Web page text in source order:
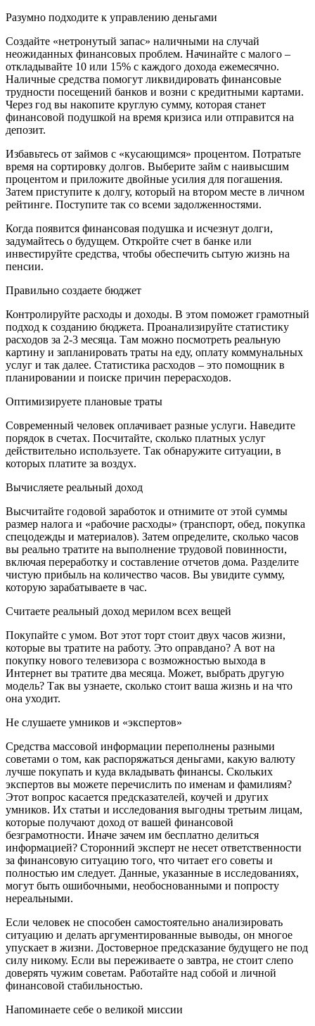
Разумно подходите к управлению деньгами
Создайте «нетронутый запас» наличными на случай
неожиданных финансовых проблем. Начинайте с малого –
откладывайте 10 или 15% с каждого дохода ежемесячно.
Наличные средства помогут ликвидировать финансовые
трудности посещений банков и возни с кредитными картами.
Через год вы накопите круглую сумму, которая станет
финансовой подушкой на время кризиса или отправится на
депозит.
Избавьтесь от займов с «кусающимся» процентом. Потратьте
время на сортировку долгов. Выберите займ с наивысшим
процентом и приложите двойные усилия для погашения.
Затем приступите к долгу, который на втором месте в личном
рейтинге. Поступите так со всеми задолженностями.
Когда появится финансовая подушка и исчезнут долги,
задумайтесь о будущем. Откройте счет в банке или
инвестируйте средства, чтобы обеспечить сытую жизнь на
пенсии.
Правильно создаете бюджет
Контролируйте расходы и доходы. В этом поможет грамотный
подход к созданию бюджета. Проанализируйте статистику
расходов за 2-3 месяца. Там можно посмотреть реальную
картину и запланировать траты на еду, оплату коммунальных
услуг и так далее. Статистика расходов – это помощник в
планировании и поиске причин перерасходов.
Оптимизируете плановые траты
Современный человек оплачивает разные услуги. Наведите
порядок в счетах. Посчитайте, сколько платных услуг
действительно используете. Так обнаружите ситуации, в
которых платите за воздух.
Вычисляете реальный доход
Высчитайте годовой заработок и отнимите от этой суммы
размер налога и «рабочие расходы» (транспорт, обед, покупка
спецодежды и материалов). Затем определите, сколько часов
вы реально тратите на выполнение трудовой повинности,
включая переработку и составление отчетов дома. Разделите
чистую прибыль на количество часов. Вы увидите сумму,
которую зарабатываете в час.
Считаете реальный доход мерилом всех вещей
Покупайте с умом. Вот этот торт стоит двух часов жизни,
которые вы тратите на работу. Это оправдано? А вот на
покупку нового телевизора с возможностью выхода в
Интернет вы тратите два месяца. Может, выбрать другую
модель? Так вы узнаете, сколько стоит ваша жизнь и на что
она уходит.
Не слушаете умников и «экспертов»
Средства массовой информации переполнены разными
советами о том, как распоряжаться деньгами, какую валюту
лучше покупать и куда вкладывать финансы. Скольких
экспертов вы можете перечислить по именам и фамилиям?
Этот вопрос касается предсказателей, коучей и других
умников. Их статьи и исследования выгодны третьим лицам,
которые получают доход от вашей финансовой
безграмотности. Иначе зачем им бесплатно делиться
информацией? Сторонний эксперт не несет ответственности
за финансовую ситуацию того, что читает его советы и
полностью им следует. Данные, указанные в исследованиях,
могут быть ошибочными, необоснованными и попросту
нереальными.
Если человек не способен самостоятельно анализировать
ситуацию и делать аргументированные выводы, он многое
упускает в жизни. Достоверное предсказание будущего не под
силу никому. Если вы переживаете о завтра, не стоит слепо
доверять чужим советам. Работайте над собой и личной
финансовой стабильностью.
Напоминаете себе о великой миссии